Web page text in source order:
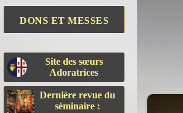
DONS ET MESSES
Site des sœurs
Adoratrices
Dernière revue du
séminaire :